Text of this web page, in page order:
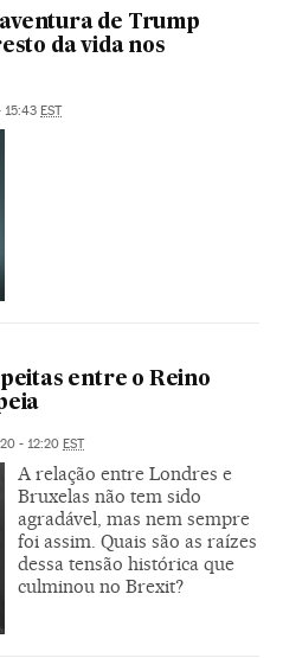
de Trump
da vida nos
15:43 EST
entre o Reino
- 12:20 EST
A relação entre Londres e
Bruxelas não tem sido
agradável, mas nem sempre
foi assim. Quais são as raízes
dessa tensão histórica que
culminou no Brexit?